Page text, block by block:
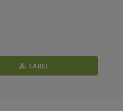
LABEL